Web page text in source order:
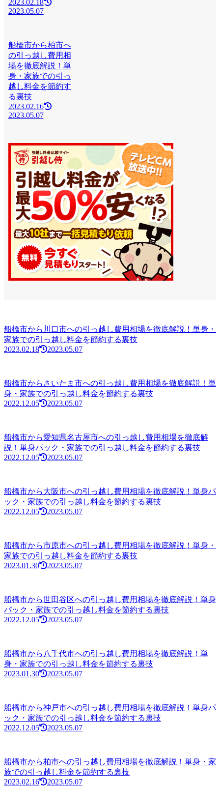
2023.02.18
2023.05.07
船橋市から柏市へ
の引っ越し費用相
場を徹底解説！単
身・家族での引っ
越し料金を節約す
る裏技
2023.02.16
2023.05.07
船橋市から川口市への引っ越し費用相場を徹底解説！単身・
家族での引っ越し料金を節約する裏技
2023.02.18
2023.05.07
船橋市からさいたま市への引っ越し費用相場を徹底解説！単
身・家族での引っ越し料金を節約する裏技
2022.12.05
2023.05.07
船橋市から愛知県名古屋市への引っ越し費用相場を徹底解
説！単身パック・家族での引っ越し料金を節約する裏技
2022.12.05
2023.05.07
船橋市から大阪市への引っ越し費用相場を徹底解説！単身パ
ック・家族での引っ越し料金を節約する裏技
2022.12.05
2023.05.07
船橋市から市原市への引っ越し費用相場を徹底解説！単身・
家族での引っ越し料金を節約する裏技
2023.01.30
2023.05.07
船橋市から世田谷区への引っ越し費用相場を徹底解説！単身
パック・家族での引っ越し料金を節約する裏技
2022.12.05
2023.05.07
船橋市から八千代市への引っ越し費用相場を徹底解説！単
身・家族での引っ越し料金を節約する裏技
2023.01.30
2023.05.07
船橋市から神戸市への引っ越し費用相場を徹底解説！単身パ
ック・家族での引っ越し料金を節約する裏技
2022.12.05
2023.05.07
船橋市から柏市への引っ越し費用相場を徹底解説！単身・家
族での引っ越し料金を節約する裏技
2023.02.16
2023.05.07